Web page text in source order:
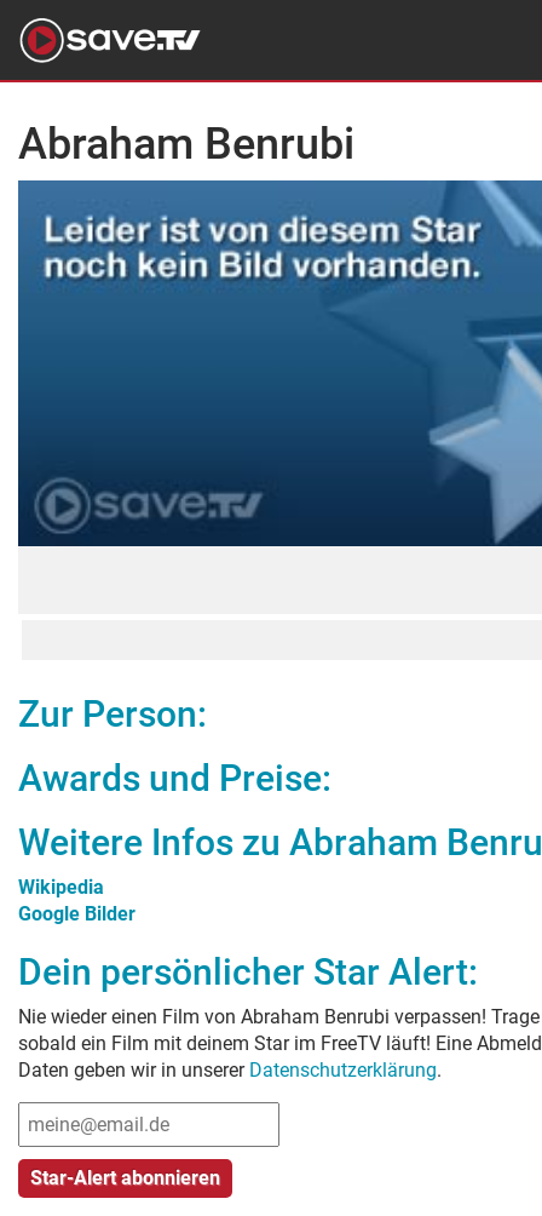
Abraham Benrubi
Zur Person:
Awards und Preise:
Weitere Infos zu Abraham
Wikipedia
Google Bilder
Dein persönlicher Star Alert:
Nie wieder einen Film von Abraham Benrubi verpassen!
sobald ein Film mit deinem Star im FreeTV läuft! Eine
Daten geben wir in unserer Datenschutzerklärung.